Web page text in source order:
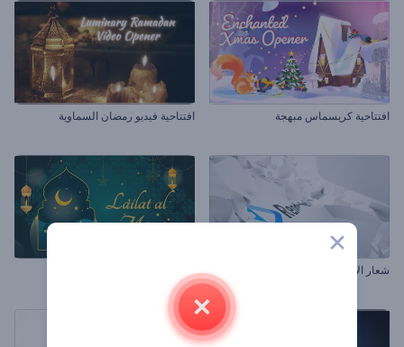
افتتاحية كريسماس مبهجة افتتاحية فيديو رمضان السماوية
شعار الأوراق المتطايرة